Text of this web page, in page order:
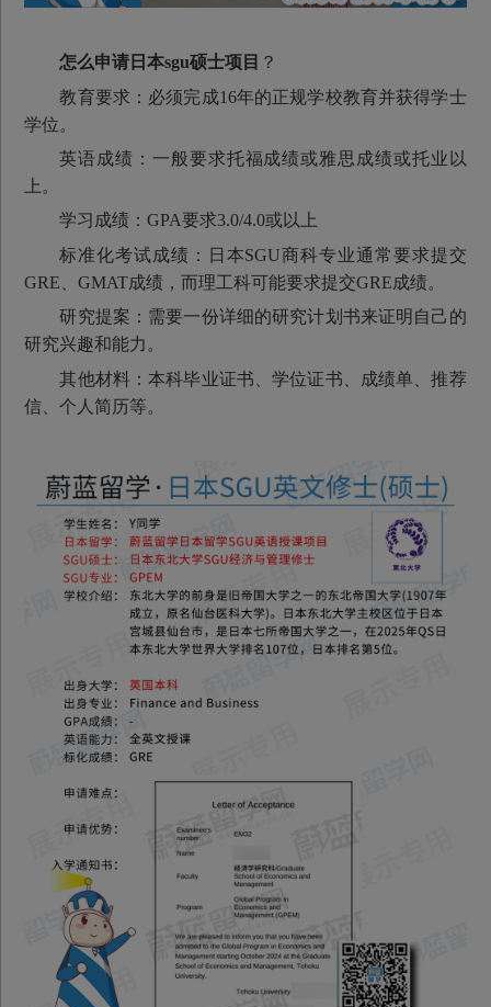
怎么申请日本sgu硕士项目 ？
教育要求：必须完成16年的正规学校教育并获得学士
学位。
英语成绩：一般要求托福成绩或雅思成绩或托业以
上。
学习成绩：GPA要求3.0/4.0或以上
标准化考试成绩：日本SGU商科专业通常要求提交
GRE、GMAT成绩，而理工科可能要求提交GRE成绩。
研究提案：需要一份详细的研究计划书来证明自己的
研究兴趣和能力。
其他材料：本科毕业证书、学位证书、成绩单、推荐
信、个人简历等。